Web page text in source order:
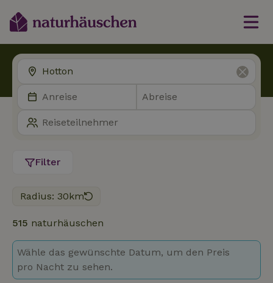
Filter
Radius: 30km
515 naturhäuschen
Wähle das gewünschte Datum, um den Preis
pro Nacht zu sehen.